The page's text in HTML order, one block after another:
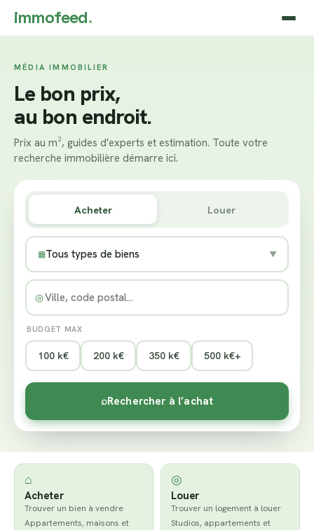
immofeed.
MÉDIA IMMOBILIER
Le bon prix,
au bon endroit.
Prix au m², guides d'experts et estimation. Toute votre
recherche immobilière démarre ici.
Acheter Louer
▦Tous types de biens ▼
◎
BUDGET MAX
100 k€ 200 k€ 350 k€ 500 k€+
⌕Rechercher à l’achat
⌂
Acheter
Trouver un bien à vendre
Appartements, maisons et
◎
Louer
Trouver un logement à louer
Studios, appartements et